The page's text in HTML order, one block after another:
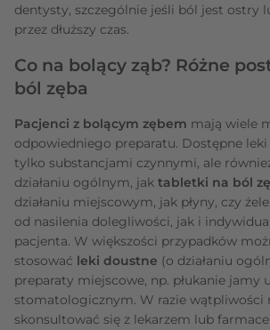
dentysty, szczególnie jeśli ból jest ostry
przez dłuższy czas.
Co na bolący ząb? Różne
ból zęba
Pacjenci z bolącym zębem mają wiele
odpowiedniego preparatu. Dostępne
tylko substancjami czynnymi, ale
działaniu ogólnym, jak tabletki na ból
działaniu miejscowym, jak płyny, czy
od nasilenia dolegliwości, jak i
pacjenta. W większości przypadków
stosować leki doustne (o działaniu
preparaty miejscowe, np. płukanie jamy
stomatologicznym. W razie wątpliwości
skonsultować się z lekarzem lub